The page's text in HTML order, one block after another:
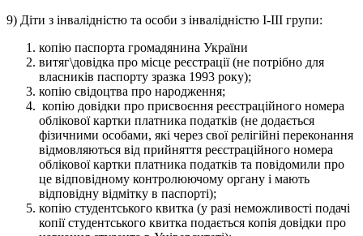
9) Діти з інвалідністю та особи з інвалідністю I-III групи:
копію паспорта громадянина України
витяг\довідка про місце реєстрації (не потрібно для
власників паспорту зразка 1993 року);
копію свідоцтва про народження;
копію довідки про присвоєння реєстраційного номера
облікової картки платника податків (не додається
фізичними особами, які через свої релігійні переконання
відмовляються від прийняття реєстраційного номера
облікової картки платника податків та повідомили про
це відповідному контролюючому органу і мають
відповідну відмітку в паспорті);
копію студентського квитка (у разі неможливості подачі
копії студентського квитка подається копія довідки про